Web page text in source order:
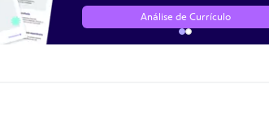
Análise de Currículo